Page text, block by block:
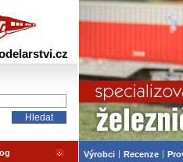
Železniční
Výrobci Recenze